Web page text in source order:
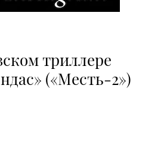
триллере
(«Месть-2»)